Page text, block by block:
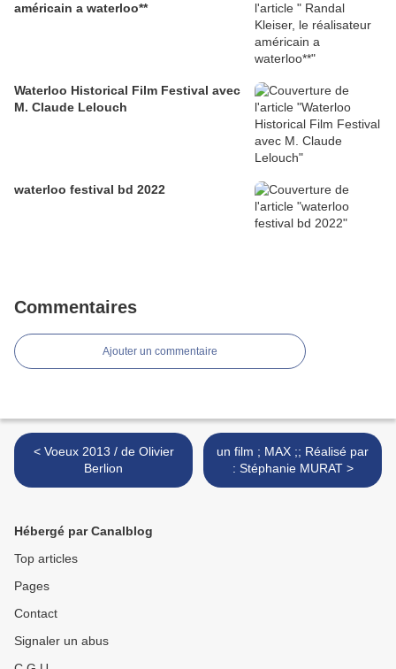
américain a waterloo**
Waterloo Historical Film Festival avec
M. Claude Lelouch
waterloo festival bd 2022
Commentaires
Ajouter un commentaire
< Voeux 2013 / de Olivier
Berlion
un film ; MAX ;; Réalisé par
: Stéphanie MURAT >
Hébergé par Canalblog
Top articles
Pages
Contact
Signaler un abus